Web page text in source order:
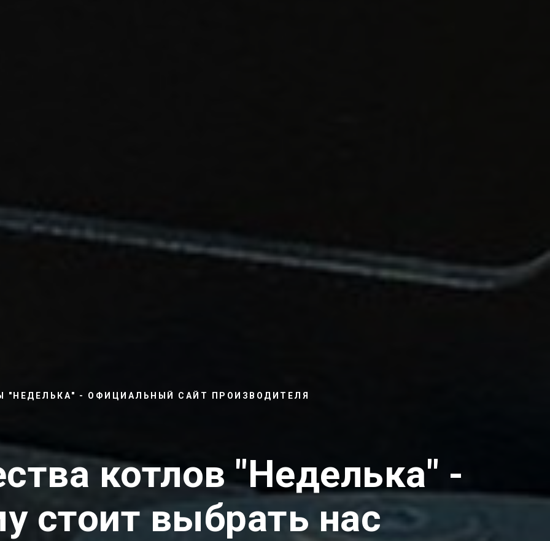
"НЕДЕЛЬКА" - ОФИЦИАЛЬНЫЙ САЙТ ПРОИЗВОДИТЕЛЯ
котлов "Неделька" -
стоит выбрать нас